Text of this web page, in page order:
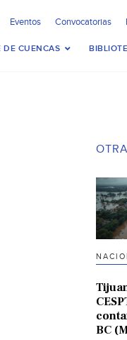
Eventos Convocatorias
DE CUENCAS
BC